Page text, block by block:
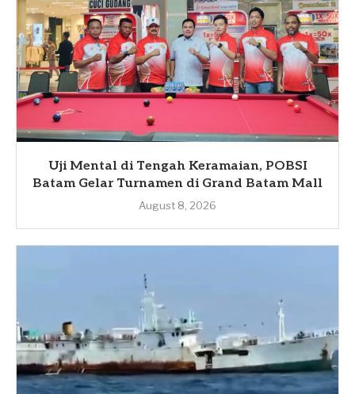
Uji Mental di Tengah Keramaian, POBSI
Batam Gelar Turnamen di Grand Batam Mall
August 8, 2026